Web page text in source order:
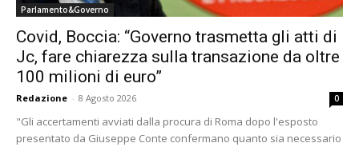
Parlamento&Governo
Covid, Boccia: “Governo trasmetta gli atti di
Jc, fare chiarezza sulla transazione da oltre
100 milioni di euro”
Redazione - 8 Agosto 2026 0
"Gli accertamenti avviati dalla procura di Roma dopo l'esposto
presentato da Giuseppe Conte confermano quanto sia necessario